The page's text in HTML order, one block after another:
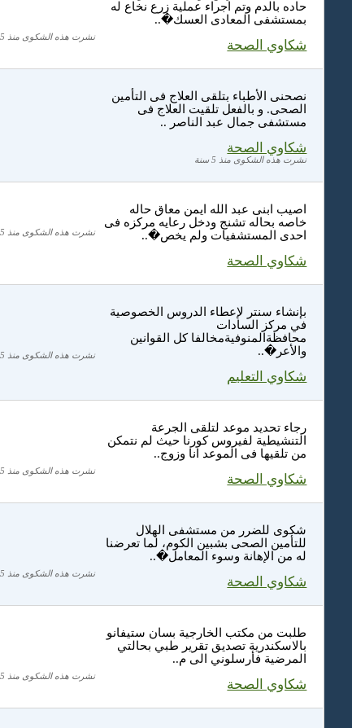
حاده بالدم وتم اجراء عملية زرع نخاع له
بمستشفى المعادى العسك�..
شكاوي الصحة
نشرت هذه الشكوى منذ 5 سنة
نصحنى الأطباء بتلقى العلاج فى التأمين
الصحى. و بالفعل تلقيت العلاج فى
مستشفى جمال عبد الناصر ..
شكاوي الصحة
نشرت هذه الشكوى منذ 5 سنة
اصيب ابنى عبد الله ايمن معاق حاله
خاصه بحاله تشنج ودخل رعايه مركزه فى
احدى المستشفيات ولم يخص�..
شكاوي الصحة
نشرت هذه الشكوى منذ 5 سنة
بإنشاء سنتر لإعطاء الدروس الخصوصية
في مركز السادات
محافظةالمنوفيةمخالفا كل القوانين
والأعر�..
شكاوي التعليم
نشرت هذه الشكوى منذ 5 سنة
رجاء تحديد موعد لتلقى الجرعة
التنشيطية لفيروس كورنا حيث لم نتمكن
من تلقيها فى الموعد انا وزوج..
شكاوي الصحة
نشرت هذه الشكوى منذ 5 سنة
شكوى للضرر من مستشفى الهلال
للتأمين الصحى بشبين الكوم، لما تعرضنا
له من الإهانة وسوء المعامل�..
شكاوي الصحة
نشرت هذه الشكوى منذ 5 سنة
طلبت من مكتب الخارجية بسان ستيفانو
بالاسكندرية تصديق تقرير طبي بحالتي
المرضية فأرسلوني الى م..
شكاوي الصحة
نشرت هذه الشكوى منذ 5 سنة